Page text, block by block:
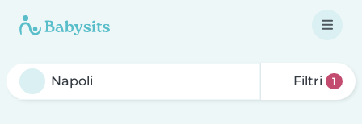
Filtri 1